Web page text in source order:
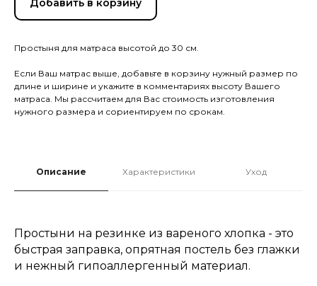
Добавить в корзину
Простыня для матраса высотой до 30 см.
Если Ваш матрас выше, добавьте в корзину нужный размер по
длине и ширине и укажите в комментариях высоту Вашего
матраса. Мы рассчитаем для Вас стоимость изготовления
нужного размера и сориентируем по срокам.
Описание Характеристики Уход
Простыни на резинке из вареного хлопка - это
быстрая заправка, опрятная постель без глажки
и нежный гипоаллергенный материал.